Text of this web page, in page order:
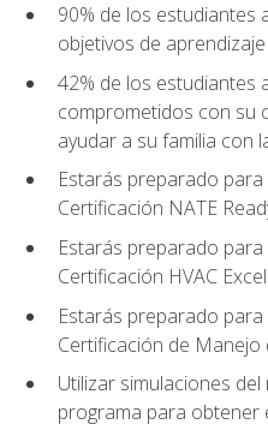
90% de los estudiantes
objetivos de
42% de los estudiantes
comprometidos con su
ayudar a su familia con
Estarás preparado
Certificación NATE
Estarás preparado
Certificación HVAC
Estarás preparado
Certificación de Manejo
Utilizar simulaciones
programa para obtener